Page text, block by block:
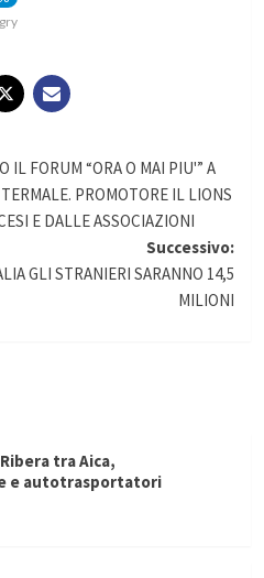
IL FORUM “ORA O MAI PIU'” A
PROMOTORE IL LIONS
E DALLE ASSOCIAZIONI
Successivo:
GLI STRANIERI SARANNO 14,5
MILIONI
tra Aica,
e autotrasportatori